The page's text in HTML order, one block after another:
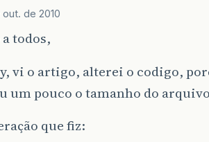
de 2010
todos,
vi o artigo, alterei o codigo,
um pouco o tamanho do
que fiz: